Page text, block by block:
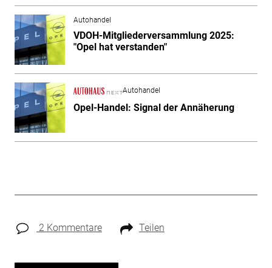
Autohandel
VDOH-Mitgliederversammlung 2025:
"Opel hat verstanden"
Autohandel
Opel-Handel: Signal der Annäherung
2 Kommentare Teilen